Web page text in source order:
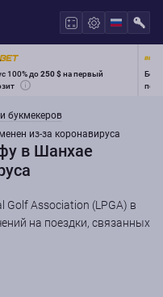
100% до250 $на первый
букмекеров
из-за коронавируса
в Шанхае
Golf Association (LPGA) в
на поездки, связанных